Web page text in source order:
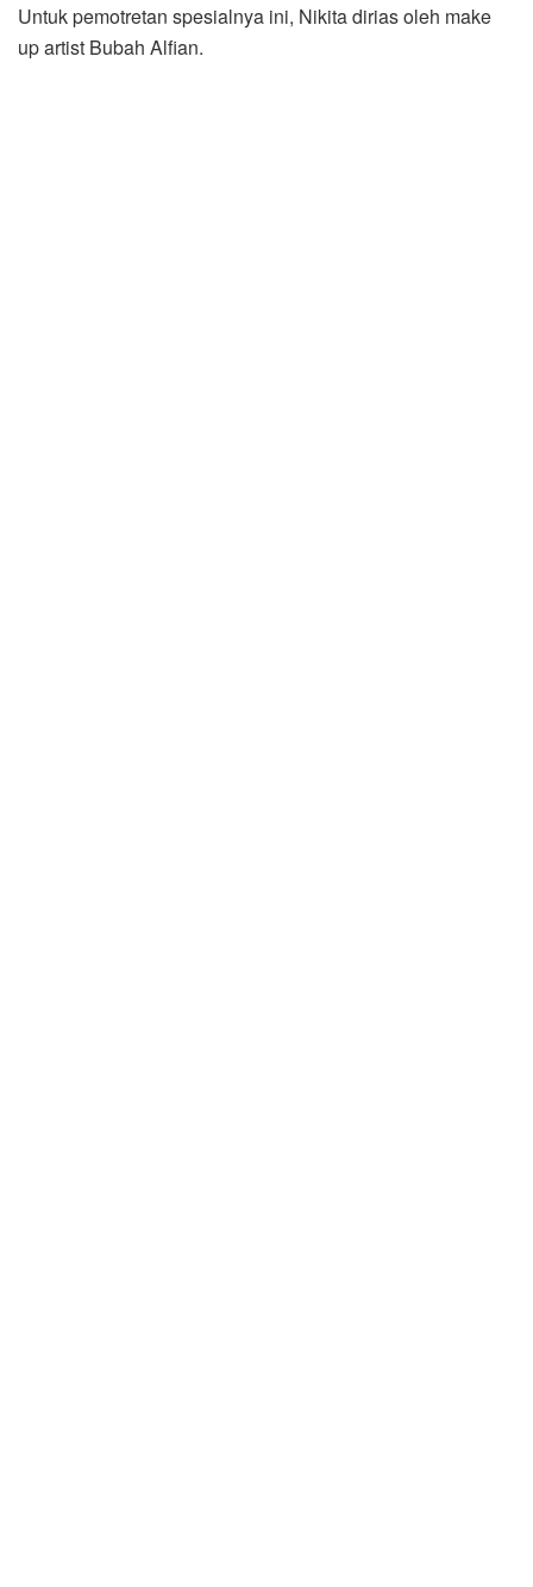
Untuk pemotretan spesialnya ini, Nikita dirias oleh make
up artist Bubah Alfian.